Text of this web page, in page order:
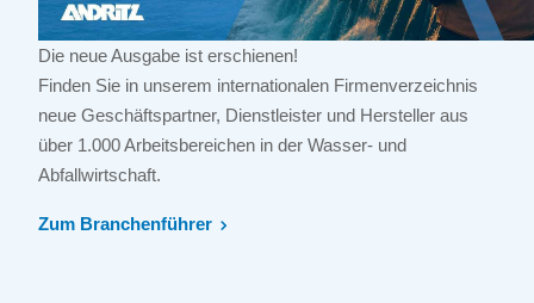
Die neue Ausgabe ist erschienen!
Finden Sie in unserem internationalen Firmenverzeichnis
neue Geschäftspartner, Dienstleister und Hersteller aus
über 1.000 Arbeitsbereichen in der Wasser- und
Abfallwirtschaft.
Zum Branchenführer